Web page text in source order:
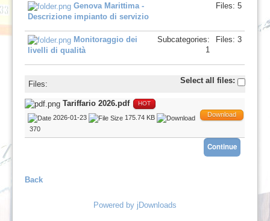
Genova Marittima -
Descrizione impianto di servizio
Files: 5
Monitoraggio dei
livelli di qualità
Subcategories:
1
Files: 3
Select all files:
Files:
Tariffario 2026.pdf HOT
2026-01-23
175.74 KB
370
Download
Back
Powered by jDownloads